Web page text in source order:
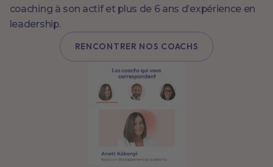
coaching à son actif et plus de 6 ans d’expérience en
leadership.
RENCONTRER NOS COACHS